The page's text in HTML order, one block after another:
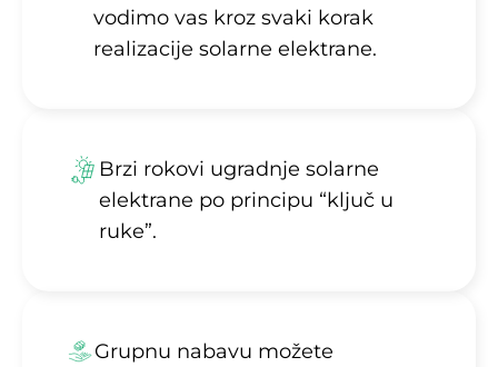
vodimo vas kroz svaki korak
realizacije solarne elektrane.
Brzi rokovi ugradnje solarne
elektrane po principu “ključ u
ruke”.
Grupnu nabavu možete